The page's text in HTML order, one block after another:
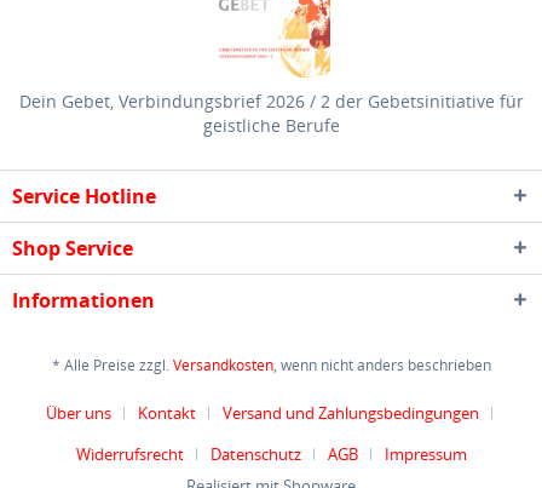
Dein Gebet, Verbindungsbrief 2026 / 2 der Gebetsinitiative für
geistliche Berufe
Service Hotline
Shop Service
Informationen
* Alle Preise zzgl.Versandkosten, wenn nicht anders beschrieben
Über uns Kontakt
Versand und Zahlungsbedingungen
Widerrufsrecht
Datenschutz AGB
Impressum